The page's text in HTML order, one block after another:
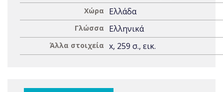
Χώρα Ελλάδα
Γλώσσα Ελληνικά
Άλλα στοιχεία x, 259 σ., εικ.